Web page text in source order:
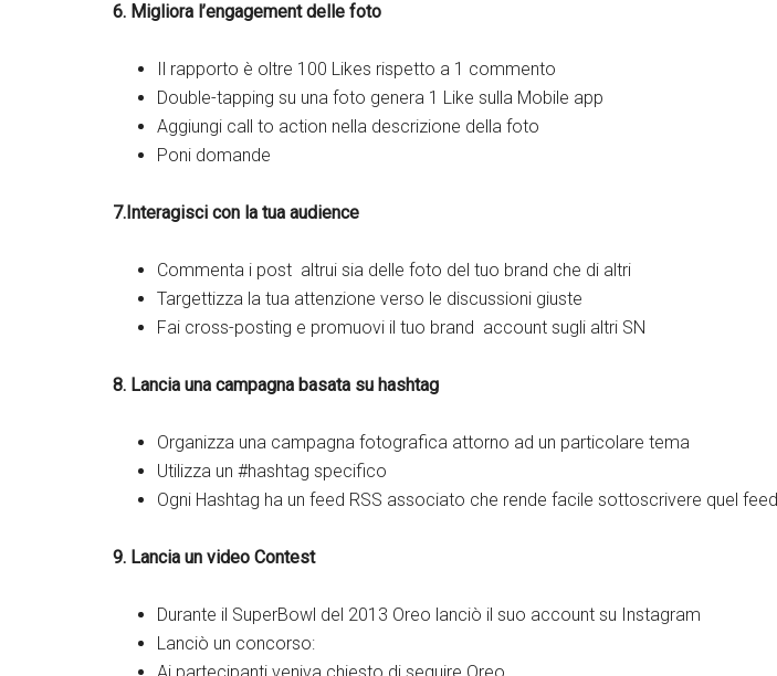
6. Migliora l’engagement delle foto
Il rapporto è oltre 100 Likes rispetto a 1 commento
Double-tapping su una foto genera 1 Like sulla Mobile app
Aggiungi call to action nella descrizione della foto
Poni domande
7.Interagisci con la tua audience
Commenta i post altrui sia delle foto del tuo brand che di altri
Targettizza la tua attenzione verso le discussioni giuste
Fai cross-posting e promuovi il tuo brand account sugli altri SN
8. Lancia una campagna basata su hashtag
Organizza una campagna fotografica attorno ad un particolare tema
Utilizza un #hashtag specifico
Ogni Hashtag ha un feed RSS associato che rende facile sottoscrivere quel feed
9. Lancia un video Contest
Durante il SuperBowl del 2013 Oreo lanciò il suo account su Instagram
Lanciò un concorso: